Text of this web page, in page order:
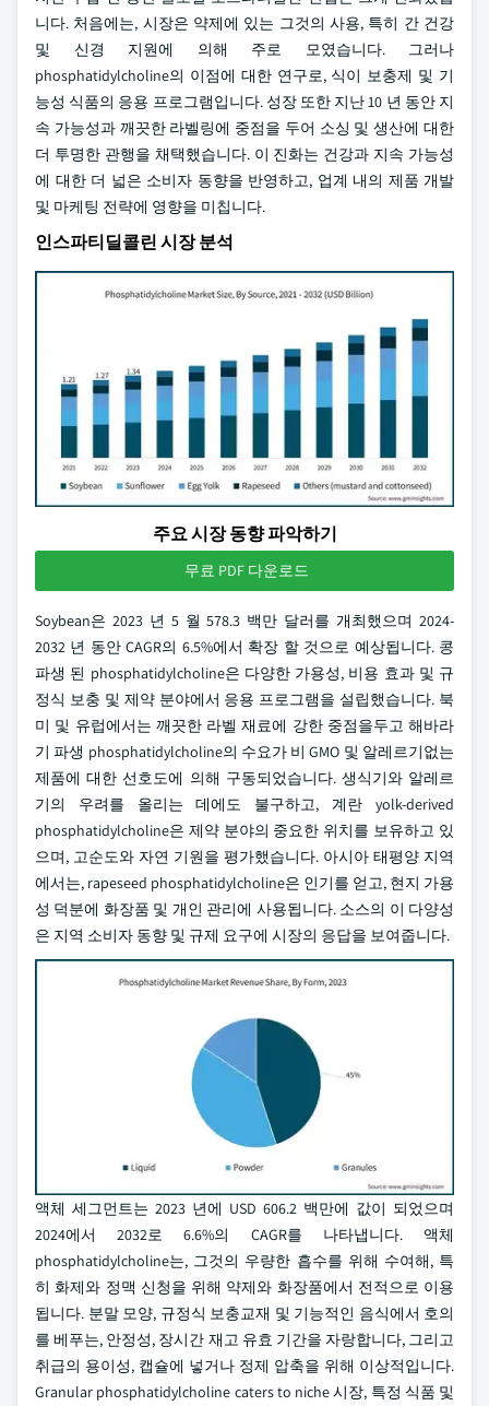
니다. 처음에는, 시장은 약제에 있는 그것의 사용, 특히 간 건강
및 신경 지원에 의해 주로 모였습니다. 그러나
phosphatidylcholine의 이점에 대한 연구로, 식이 보충제 및 기
능성 식품의 응용 프로그램입니다. 성장 또한 지난 10 년 동안 지
속 가능성과 깨끗한 라벨링에 중점을 두어 소싱 및 생산에 대한
더 투명한 관행을 채택했습니다. 이 진화는 건강과 지속 가능성
에 대한 더 넓은 소비자 동향을 반영하고, 업계 내의 제품 개발
및 마케팅 전략에 영향을 미칩니다.
인스파티딜콜린 시장 분석
주요 시장 동향 파악하기
무료 PDF 다운로드
Soybean은 2023 년 5 월 578.3 백만 달러를 개최했으며 2024-
2032 년 동안 CAGR의 6.5%에서 확장 할 것으로 예상됩니다. 콩
파생 된 phosphatidylcholine은 다양한 가용성, 비용 효과 및 규
정식 보충 및 제약 분야에서 응용 프로그램을 설립했습니다. 북
미 및 유럽에서는 깨끗한 라벨 재료에 강한 중점을두고 해바라
기 파생 phosphatidylcholine의 수요가 비 GMO 및 알레르기없는
제품에 대한 선호도에 의해 구동되었습니다. 생식기와 알레르
기의 우려를 올리는 데에도 불구하고, 계란 yolk-derived
phosphatidylcholine은 제약 분야의 중요한 위치를 보유하고 있
으며, 고순도와 자연 기원을 평가했습니다. 아시아 태평양 지역
에서는, rapeseed phosphatidylcholine은 인기를 얻고, 현지 가용
성 덕분에 화장품 및 개인 관리에 사용됩니다. 소스의 이 다양성
은 지역 소비자 동향 및 규제 요구에 시장의 응답을 보여줍니다.
액체 세그먼트는 2023 년에 USD 606.2 백만에 값이 되었으며
2024에서 2032로 6.6%의 CAGR를 나타냅니다. 액체
phosphatidylcholine는, 그것의 우량한 흡수를 위해 수여해, 특
히 화제와 정맥 신청을 위해 약제와 화장품에서 전적으로 이용
됩니다. 분말 모양, 규정식 보충교재 및 기능적인 음식에서 호의
를 베푸는, 안정성, 장시간 재고 유효 기간을 자랑합니다, 그리고
취급의 용이성, 캡슐에 넣거나 정제 압축을 위해 이상적입니다.
Granular phosphatidylcholine caters to niche 시장, 특정 식품 및